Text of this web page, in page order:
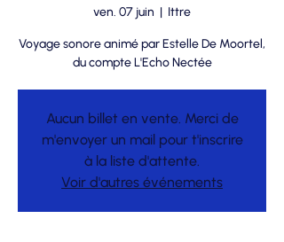
ven. 07 juin
  |
Ittre
Voyage sonore animé par Estelle De Moortel,
du compte L'Echo Nectée
Aucun billet en vente. Merci de
m'envoyer un mail pour t'inscrire
à la liste d'attente.
Voir d'autres événements